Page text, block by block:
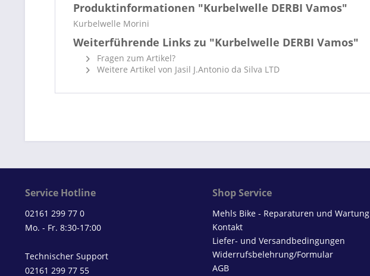
Produktinformationen "Kurbelwelle DERBI Vamos"
Kurbelwelle Morini
Weiterführende Links zu "Kurbelwelle DERBI Vamos"
Fragen zum Artikel?
Weitere Artikel von Jasil J.Antonio da Silva LTD
Service Hotline
02161 299 77 0
Mo. - Fr. 8:30-17:00
Technischer Support
02161 299 77 55
Shop Service
Mehls Bike - Reparaturen und Wartung
Kontakt
Liefer- und Versandbedingungen
Widerrufsbelehrung/Formular
AGB